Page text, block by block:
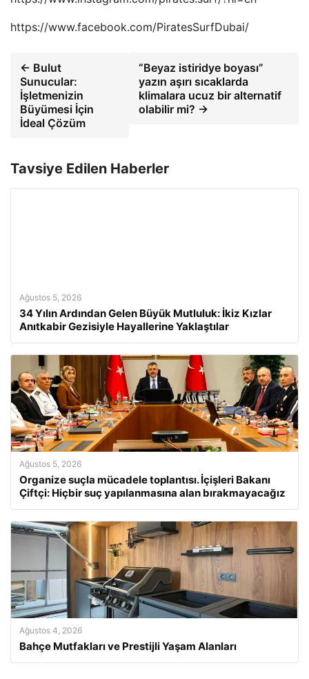
https://www.facebook.com/PiratesSurfDubai/
← Bulut
Sunucular:
İşletmenizin
Büyümesi İçin
İdeal Çözüm
“Beyaz istiridye boyası”
yazın aşırı sıcaklarda
klimalara ucuz bir alternatif
olabilir mi? →
Tavsiye Edilen Haberler
Ağustos 5, 2026
34 Yılın Ardından Gelen Büyük Mutluluk: İkiz Kızlar
Anıtkabir Gezisiyle Hayallerine Yaklaştılar
Ağustos 5, 2026
Organize suçla mücadele toplantısı. İçişleri Bakanı
Çiftçi: Hiçbir suç yapılanmasına alan bırakmayacağız
Ağustos 4, 2026
Bahçe Mutfakları ve Prestijli Yaşam Alanları